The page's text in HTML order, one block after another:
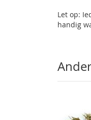
Let op:
handig